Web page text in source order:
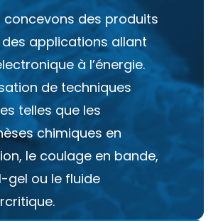
concevons des produits
applications allant
à l’énergie.
de techniques
telles que les
chimiques en
le coulage en bande,
gel ou le fluide